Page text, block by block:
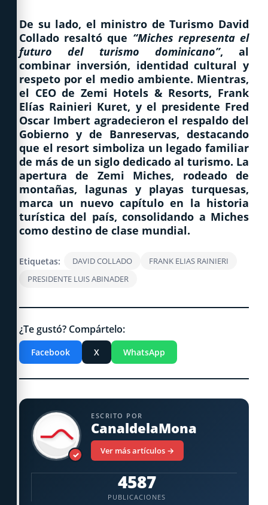
De su lado, el ministro de Turismo David
Collado resaltó que “Miches representa el
futuro del turismo dominicano”, al
combinar inversión, identidad cultural y
respeto por el medio ambiente. Mientras,
el CEO de Zemi Hotels & Resorts, Frank
Elías Rainieri Kuret, y el presidente Fred
Oscar Imbertagradecieron el respaldo del
Gobierno y de Banreservas, destacando
que el resort simboliza un legado familiar
de más de un siglo dedicado al turismo. La
apertura de Zemi Miches, rodeado de
montañas, lagunas y playas turquesas,
marca un nuevo capítulo en la historia
turística del país, consolidando a Miches
como destino de clase mundial.
Etiquetas: DAVID COLLADO
FRANK ELIAS RAINIERI
PRESIDENTE LUIS ABINADER
¿Te gustó? Compártelo:
Facebook X WhatsApp
✓
ESCRITO POR
CanaldelaMona
Ver más artículos →
4587
PUBLICACIONES